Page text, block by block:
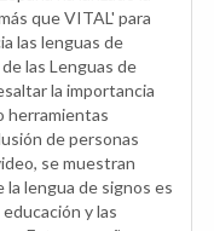
que VITAL' para
las lenguas de
las Lenguas de
la importancia
herramientas
de personas
se muestran
lengua de signos es
y las